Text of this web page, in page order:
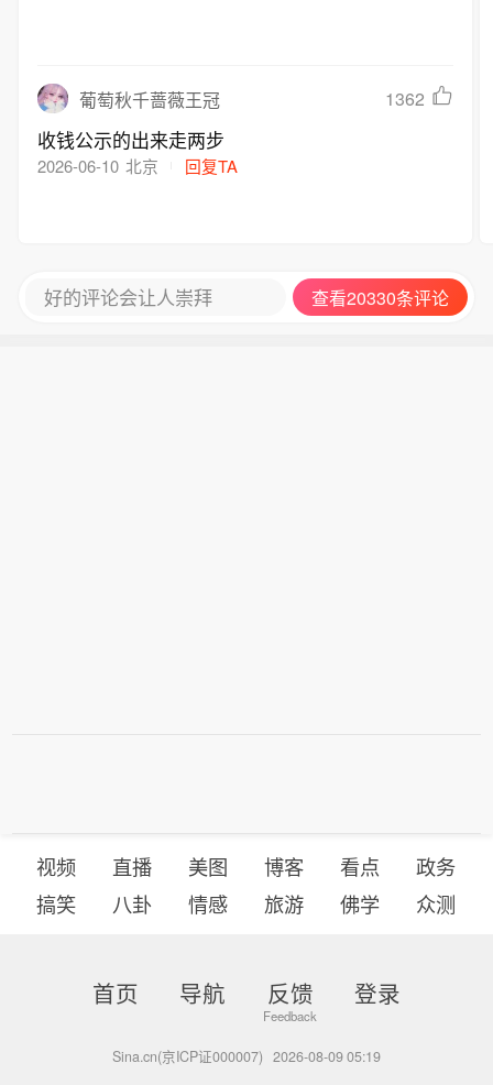
葡萄秋千蔷薇王冠 1362
收钱公示的出来走两步
2026-06-10 北京 回复TA
好的评论会让人崇拜 查看20330条评论
视频 直播 美图 博客 看点
政务
搞笑
八卦 情感 旅游 佛学 众测
首页 导航 反馈 登录
Sina.cn(京ICP证000007) 2026-08-09 05:19